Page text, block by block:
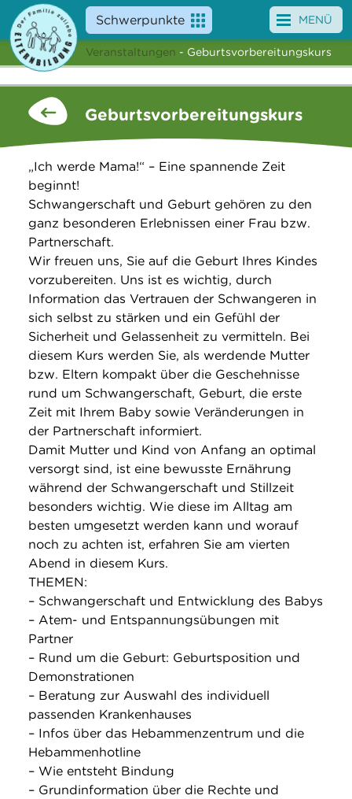
Schwerpunkte
Angebote
Veranstaltungen
Service
Über uns
Suche
MENÜ
Veranstaltungen - Geburtsvorbereitungskurs
Geburtsvorbereitungskurs
„Ich werde Mama!“ – Eine spannende Zeit
beginnt!
Schwangerschaft und Geburt gehören zu den
ganz besonderen Erlebnissen einer Frau bzw.
Partnerschaft.
Wir freuen uns, Sie auf die Geburt Ihres Kindes
vorzubereiten. Uns ist es wichtig, durch
Information das Vertrauen der Schwangeren in
sich selbst zu stärken und ein Gefühl der
Sicherheit und Gelassenheit zu vermitteln. Bei
diesem Kurs werden Sie, als werdende Mutter
bzw. Eltern kompakt über die Geschehnisse
rund um Schwangerschaft, Geburt, die erste
Zeit mit Ihrem Baby sowie Veränderungen in
der Partnerschaft informiert.
Damit Mutter und Kind von Anfang an optimal
versorgt sind, ist eine bewusste Ernährung
während der Schwangerschaft und Stillzeit
besonders wichtig. Wie diese im Alltag am
besten umgesetzt werden kann und worauf
noch zu achten ist, erfahren Sie am vierten
Abend in diesem Kurs.
THEMEN:
– Schwangerschaft und Entwicklung des Babys
– Atem- und Entspannungsübungen mit
Partner
– Rund um die Geburt: Geburtsposition und
Demonstrationen
– Beratung zur Auswahl des individuell
passenden Krankenhauses
– Infos über das Hebammenzentrum und die
Hebammenhotline
– Wie entsteht Bindung
– Grundinformation über die Rechte und